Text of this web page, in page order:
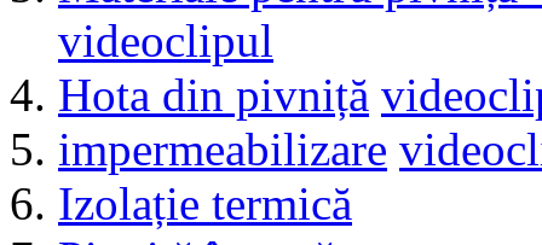
videoclipul
Hota din pivniță
impermeabilizare
Izolație termică